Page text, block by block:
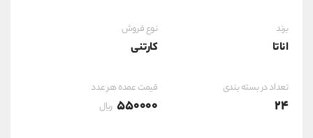
برند
اناتا
نوع فروش
کارتنی
تعداد در بسته بندی
24
قیمت عمده هر عدد
550000 ریال